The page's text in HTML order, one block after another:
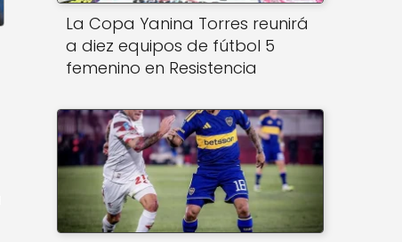
La Copa Yanina Torres reunirá
a diez equipos de fútbol 5
femenino en Resistencia